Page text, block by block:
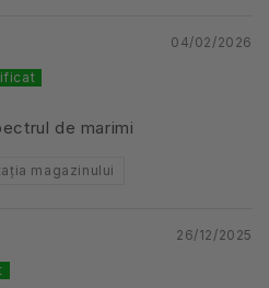
04/02/2026
de marimi
magazinului
26/12/2025